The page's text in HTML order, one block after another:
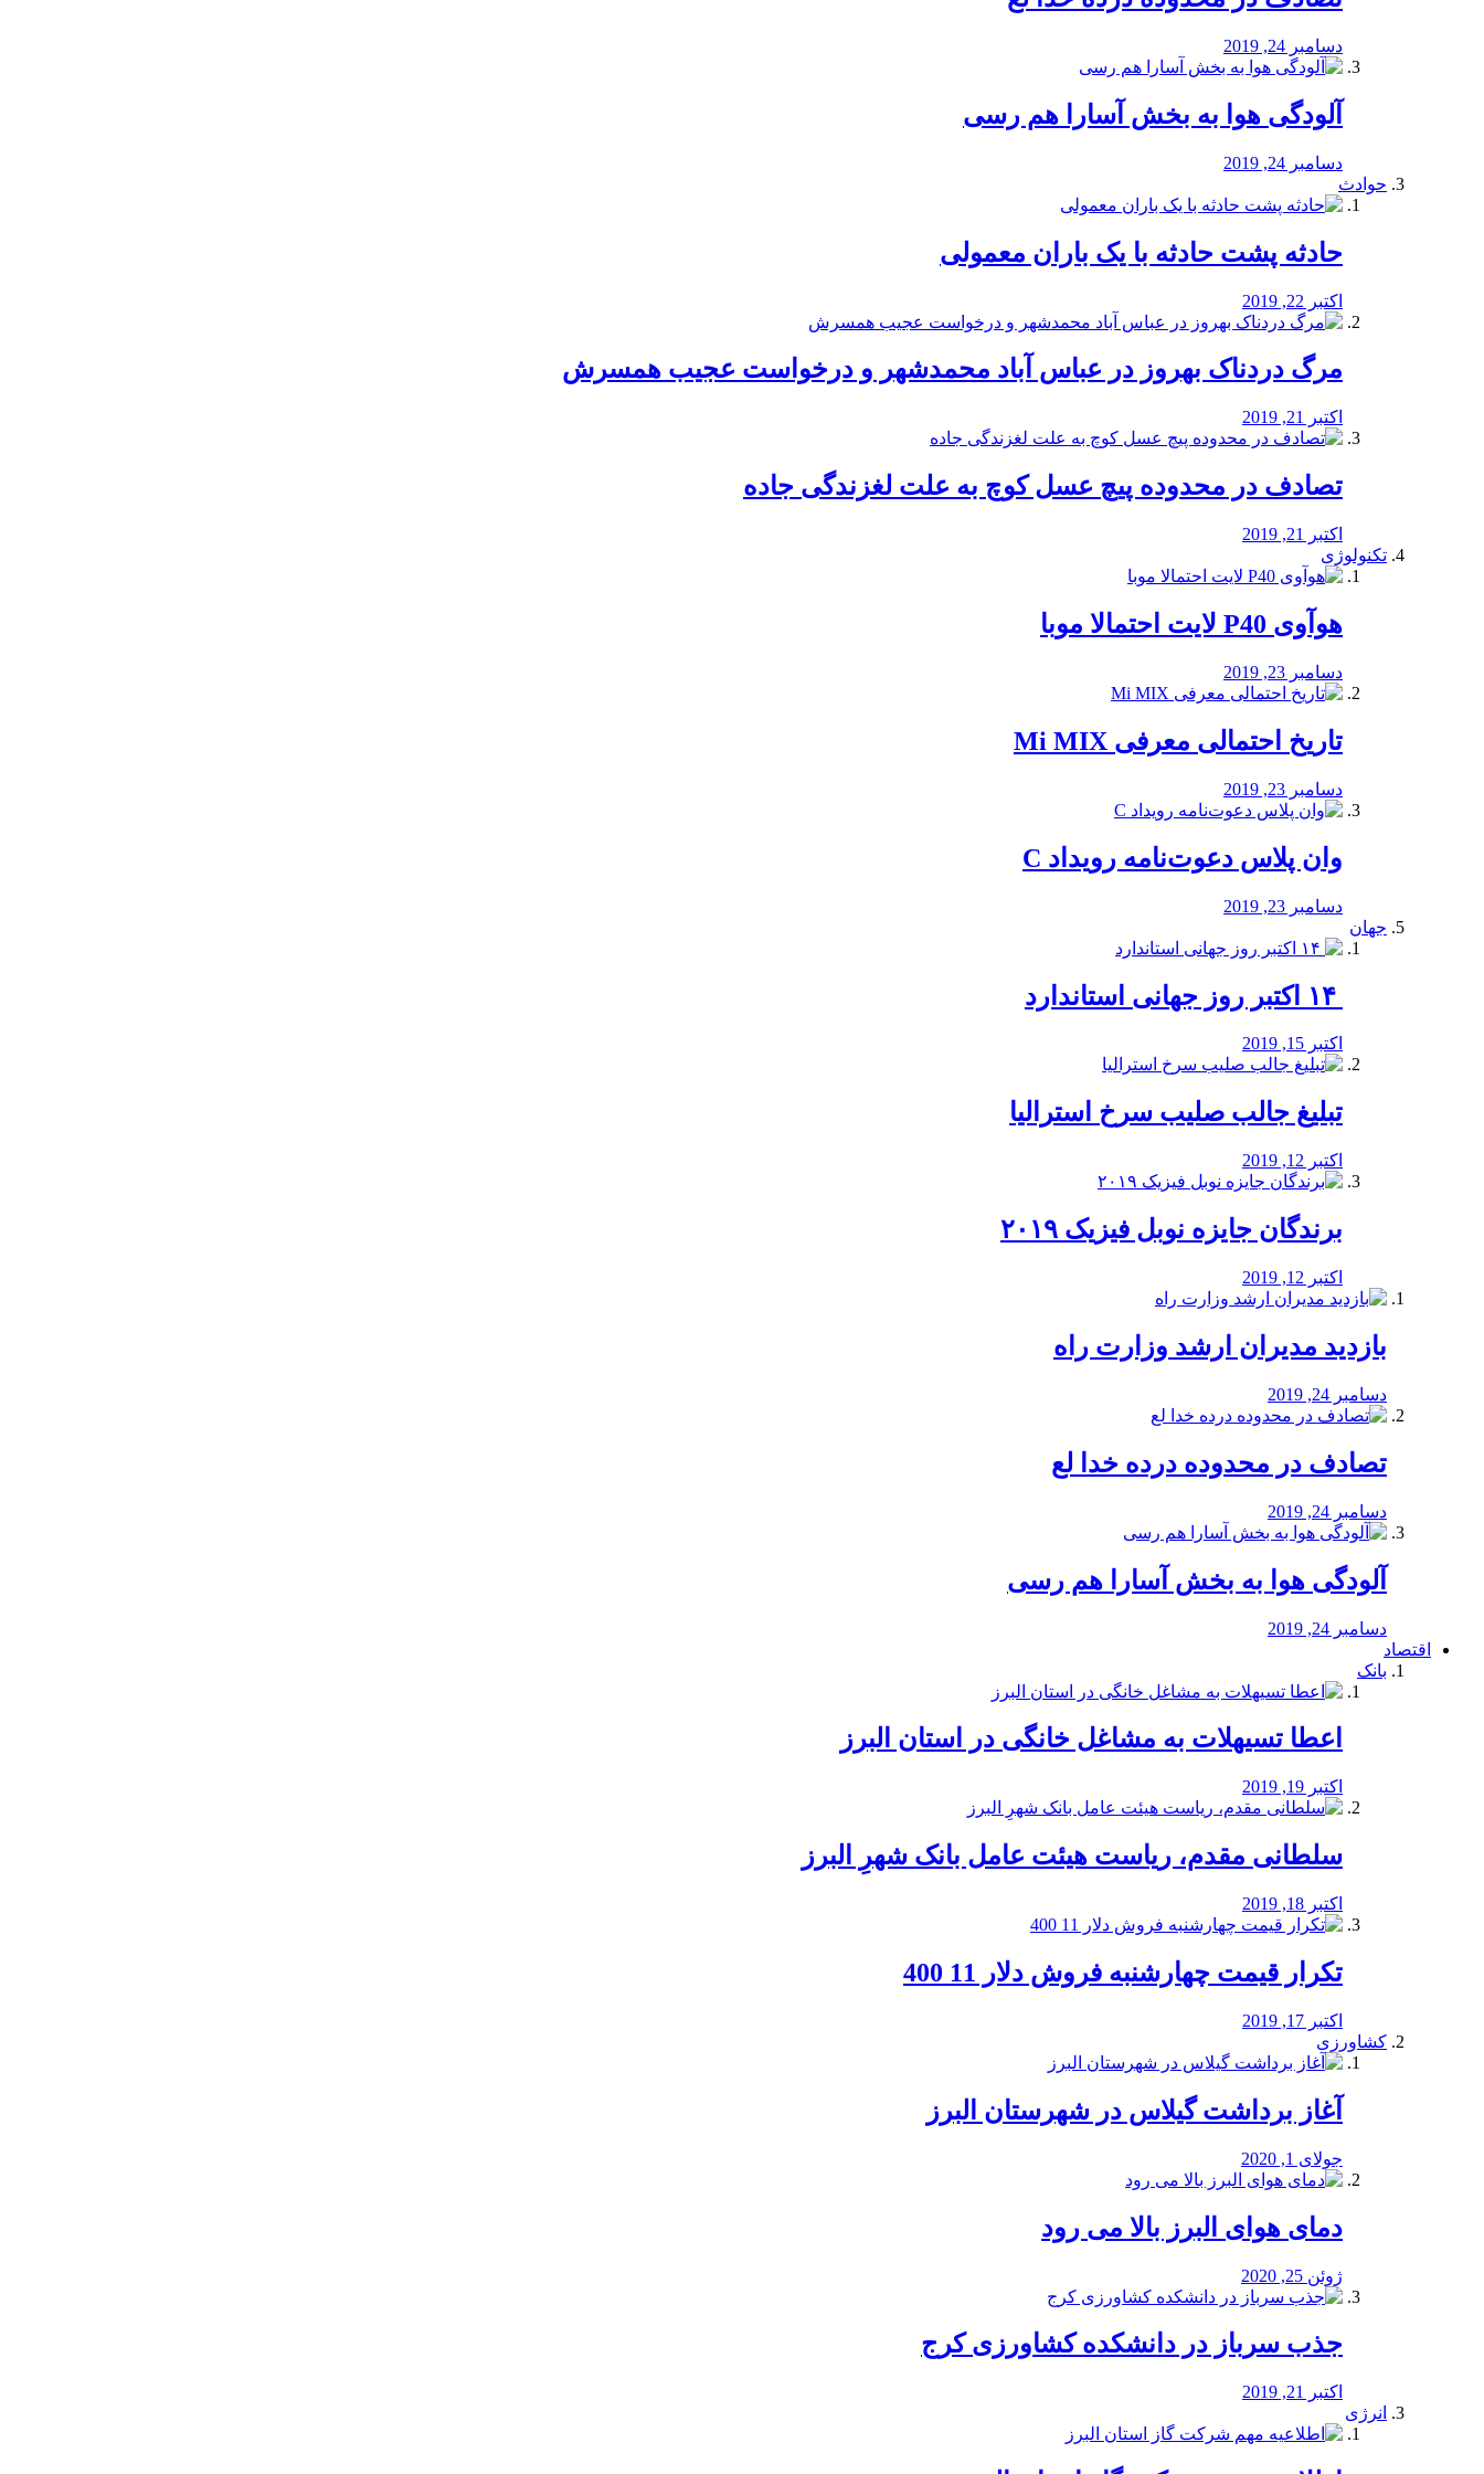
دسامبر 24, 2019
آلودگی هوا به بخش آسارا هم رسی
دسامبر 24, 2019
حوادث
️حادثه پشت حادثه با یک باران معمولی
اکتبر 22, 2019
مرگ دردناک بهروز در عباس آباد محمدشهر و درخواست عجیب همسرش
اکتبر 21, 2019
تصادف در محدوده پیچ عسل کوچ به علت لغزندگی جاده
اکتبر 21, 2019
تکنولوژی
هوآوی P40 لایت احتمالا موبا
دسامبر 23, 2019
تاریخ احتمالی معرفی Mi MIX
دسامبر 23, 2019
وان پلاس دعوت‌نامه رویداد C
دسامبر 23, 2019
جهان
اکتبر 15, 2019
تبلیغ جالب صلیب سرخ استرالیا
اکتبر 12, 2019
برندگان جایزه نوبل فیزیک ۲۰۱۹
اکتبر 12, 2019
بازدید مدیران ارشد وزارت راه
دسامبر 24, 2019
تصادف در محدوده درده خدا لع
دسامبر 24, 2019
آلودگی هوا به بخش آسارا هم رسی
دسامبر 24, 2019
اقتصاد
بانک
️اعطا تسیهلات به مشاغل خانگی در استان البرز
اکتبر 19, 2019
سلطانی مقدم، ریاست هیئت عامل بانک شهرِ البرز
اکتبر 18, 2019
تکرار قیمت چهارشنبه فروش دلار 11 400
اکتبر 17, 2019
کشاورزی
آغاز برداشت گیلاس در شهرستان البرز
جولای 1, 2020
دمای هوای البرز بالا می رود
ژوئن 25, 2020
جذب سرباز در دانشکده کشاورزی کرج
اکتبر 21, 2019
انرژی